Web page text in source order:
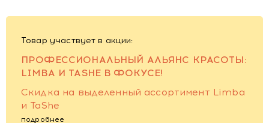
Товар участвует в акции:
ПРОФЕССИОНАЛЬНЫЙ АЛЬЯНС КРАСОТЫ:
LIMBA И TASHE В ФОКУСЕ!
Скидка на выделенный ассортимент Limba
и TaShe
подробнее